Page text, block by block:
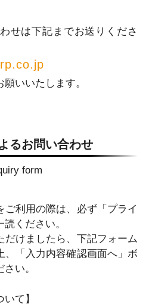
せは下記までお送りくださ
いいたします。
るお問い合わせ
form
ご利⽤の際は、必ず「プライ
ください。
だけましたら、下記フォーム
、「⼊⼒内容確認画⾯へ」ボ
い。
て】